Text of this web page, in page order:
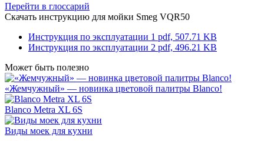
Перейти в глоссарий
Скачать инструкцию для мойки Smeg VQR50
Инструкция по эксплуатации 1 pdf, 507.71 KB
Инструкция по эксплуатации 2 pdf, 496.21 KB
Может быть полезно
«Жемчужный» — новинка цветовой палитры Blanco!
Blanco Metra XL 6S
Виды моек для кухни